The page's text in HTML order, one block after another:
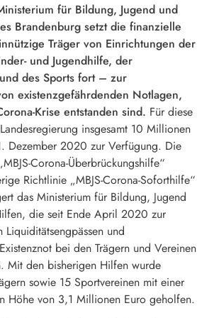
für Bildung, Jugend und
Brandenburg setzt die finanzielle
Träger von Einrichtungen der
und Jugendhilfe, der
des Sports fort – zur
existenzgefährdenden Notlagen,
Krise entstanden sind. Für diese
insgesamt 10 Millionen
Dezember 2020 zur Verfügung. Die
Corona-Überbrückungshilfe“
Richtlinie „MBJS-Corona-Soforthilfe“
das Ministerium für Bildung, Jugend
die seit Ende April 2020 zur
und
bei den Trägern und Vereinen
Mit den bisherigen Hilfen wurde
sowie 15 Sportvereinen mit einer
Höhe von 3,1 Millionen Euro geholfen.